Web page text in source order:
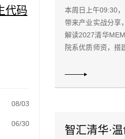
代码
08/03
06/30
本周日上午09:30
带来产业实战分享
解读2027清华
院系优质师资，搭
期：2026年8月9日...